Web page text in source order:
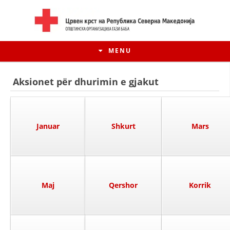
MENU
Aksionet për dhurimin e gjakut
Januar Shkurt Mars
Maj Qershor Korrik